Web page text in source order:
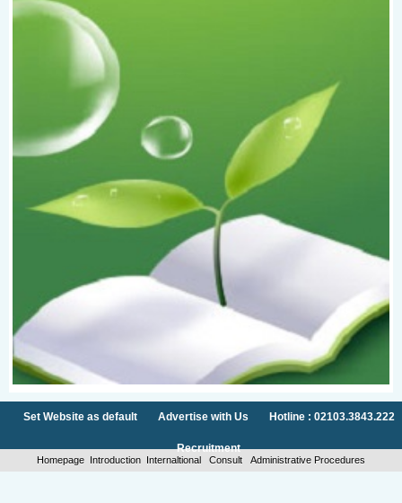
Set Website as default Advertise with Us Hotline : 02103.3843.222
Recruitment
Homepage Introduction Internaltional Consult Administrative Procedures